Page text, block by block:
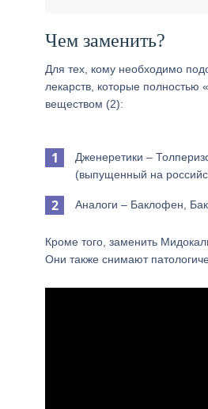
Чем заменить?
Для тех, кому необходимо
лекарств, которые полностью
веществом (2):
Дженеретики –
(выпущенный на
Аналоги – Баклофен,
Кроме того, заменить
Они также снимают